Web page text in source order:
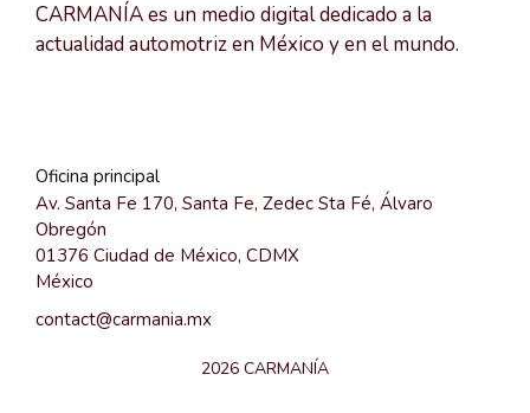
CARMANÍA es un medio digital dedicado a la
actualidad automotriz en México y en el mundo.
Oficina principal
Av. Santa Fe 170, Santa Fe, Zedec Sta Fé, Álvaro
Obregón
01376 Ciudad de México, CDMX
México
contact@carmania.mx
2026 CARMANÍA